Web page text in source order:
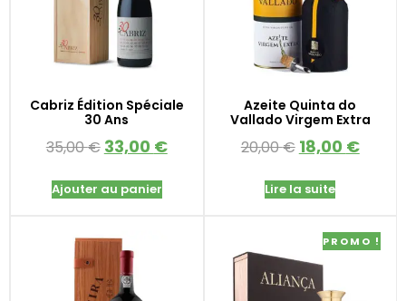
Cabriz Édition Spéciale
30 Ans
35,00€ 33,00 €
Ajouter au panier
Azeite Quinta do
Vallado Virgem Extra
20,00€ 18,00 €
Lire la suite
PROMO !